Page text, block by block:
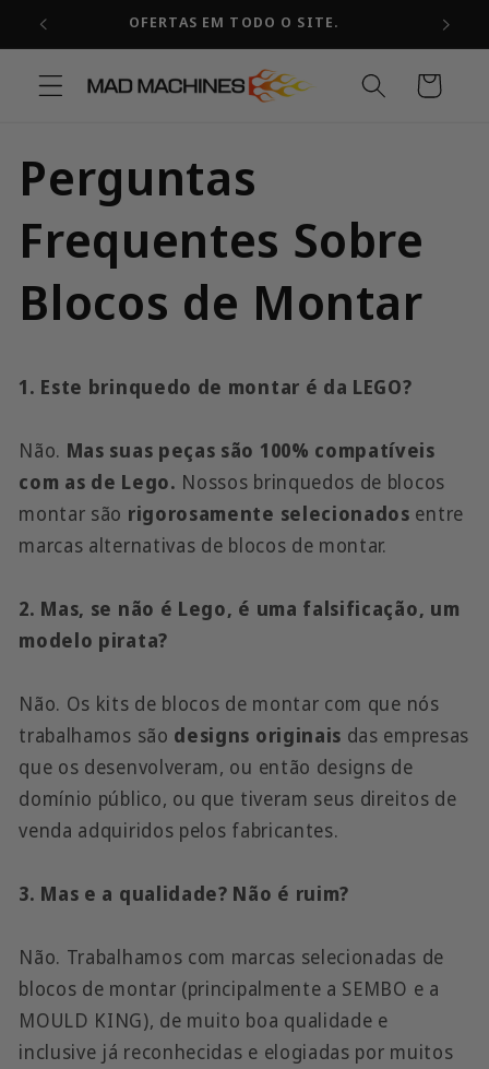
para o
conteúdo
OFERTAS EM TODO O SITE.
Carrinho
Perguntas
Frequentes Sobre
Blocos de Montar
1. Este brinquedo de montar é da LEGO?
Não. Mas suas peças são 100% compatíveis
com as de Lego. Nossos brinquedos de blocos
montar são rigorosamente selecionados entre
marcas alternativas de blocos de montar.
2. Mas, se não é Lego, é uma falsificação, um
modelo pirata?
Não. Os kits de blocos de montar com que nós
trabalhamos são designs originais das empresas
que os desenvolveram, ou então designs de
domínio público, ou que tiveram seus direitos de
venda adquiridos pelos fabricantes.
3. Mas e a qualidade? Não é ruim?
Não. Trabalhamos com marcas selecionadas de
blocos de montar (principalmente a SEMBO e a
MOULD KING), de muito boa qualidade e
inclusive já reconhecidas e elogiadas por muitos